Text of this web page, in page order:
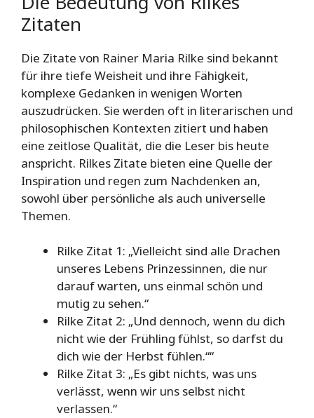
Zitaten
Die Zitate von Rainer Maria Rilke sind bekannt
für ihre tiefe Weisheit und ihre Fähigkeit,
komplexe Gedanken in wenigen Worten
auszudrücken. Sie werden oft in literarischen und
philosophischen Kontexten zitiert und haben
eine zeitlose Qualität, die die Leser bis heute
anspricht. Rilkes Zitate bieten eine Quelle der
Inspiration und regen zum Nachdenken an,
sowohl über persönliche als auch universelle
Themen.
Rilke Zitat 1: „Vielleicht sind alle Drachen
unseres Lebens Prinzessinnen, die nur
darauf warten, uns einmal schön und
mutig zu sehen.“
Rilke Zitat 2: „Und dennoch, wenn du dich
nicht wie der Frühling fühlst, so darfst du
dich wie der Herbst fühlen.““
Rilke Zitat 3: „Es gibt nichts, was uns
verlässt, wenn wir uns selbst nicht
verlassen.“